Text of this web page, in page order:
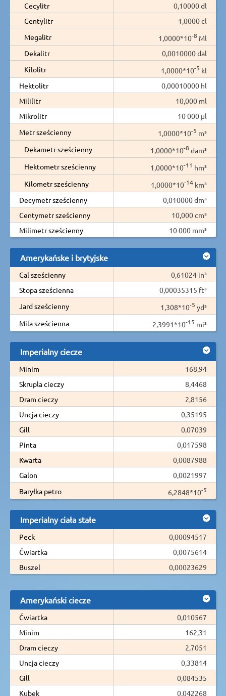
Cecylitr
0,10000 dl
Centylitr
1,0000 cl
Megalitr
1,0000*10-8 Ml
Dekalitr
0,0010000 dal
Kilolitr
1,0000*10-5 kl
Hektolitr
0,00010000 hl
Mililitr
10,000 ml
Mikrolitr
10 000 µl
Metr sześcienny
1,0000*10-5 m³
Dekametr sześcienny
1,0000*10-8 dam³
Hektometr sześcienny
1,0000*10-11 hm³
Kilometr sześcienny
1,0000*10-14 km³
Decymetr sześcienny
0,010000 dm³
Centymetr sześcienny
10,000 cm³
Milimetr sześcienny
10 000 mm³
Amerykańske i brytyjske
Cal sześcienny
0,61024 in³
Stopa sześcienna
0,00035315 ft³
Jard sześcienny
1,308*10-5 yd³
Mila sześcienna
2,3991*10-15 mi³
Imperialny ciecze
Minim
168,94
Skrupla cieczy
8,4468
Dram cieczy
2,8156
Uncja cieczy
0,35195
Gill
0,07039
Pinta
0,017598
Kwarta
0,0087988
Galon
0,0021997
Baryłka petro
6,2848*10-5
Imperialny ciała stałe
Peck
0,00094517
Ćwiartka
0,0075614
Buszel
0,00023629
Amerykański ciecze
Ćwiartka
0,010567
Minim
162,31
Dram cieczy
2,7051
Uncja cieczy
0,33814
Gill
0,084535
Kubek
0,042268